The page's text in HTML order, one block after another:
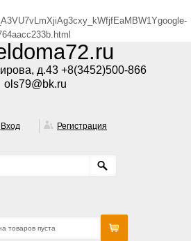
д.43 +8(3452)500-866
ols79@bk.ru
Вход Регистрация
товаров пуста